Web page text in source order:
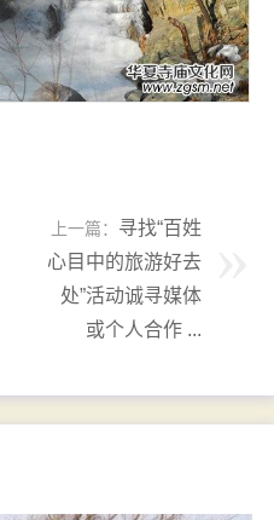
上一篇： 寻找“百姓
心目中的旅游好去
处”活动诚寻媒体
或个人合作 ...